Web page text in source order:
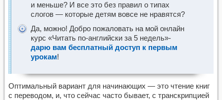
и меньше? И все это без правил о типах
слогов — которые детям вовсе не нравятся?
Да, можно! Добро пожаловать на мой онлайн
курс «Читать по-английски за 5 недель»-
дарю вам бесплатный доступ к первым
урокам!
Оптимальный вариант для начинающих — это чтение книг
с переводом, и, что сейчас часто бывает, с транскрипцией